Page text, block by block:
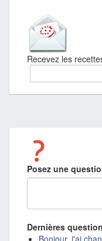
Recevez les
Posez une
Dernières
Bonjour, j'ai